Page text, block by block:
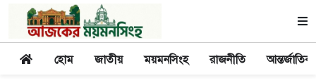
হোম জাতীয় ময়মনসিংহ রাজনীতি আন্তর্জাতিক